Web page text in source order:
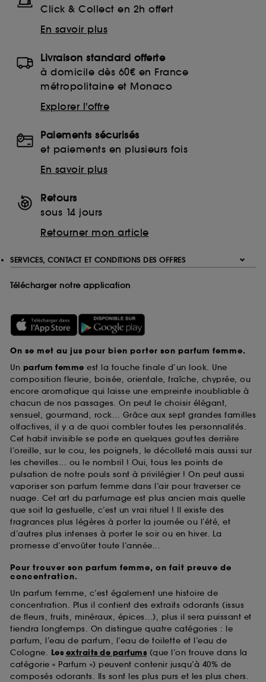
Click & Collect en 2h offert
En savoir plus
Livraison standard offerte
à domicile dès 60€ en France
métropolitaine et Monaco
Explorer l'offre
Paiements sécurisés
et paiements en plusieurs fois
En savoir plus
Retours
sous 14 jours
Retourner mon article
SERVICES, CONTACT ET CONDITIONS DES OFFRES
Télécharger notre application
On se met au jus pour bien porter son parfum femme.
Un parfum femme est la touche finale d’un look. Une
composition fleurie, boisée, orientale, fraîche, chyprée, ou
encore aromatique qui laisse une empreinte inoubliable à
chacun de nos passages. On peut le choisir élégant,
sensuel, gourmand, rock... Grâce aux sept grandes familles
olfactives, il y a de quoi combler toutes les personnalités.
Cet habit invisible se porte en quelques gouttes derrière
l’oreille, sur le cou, les poignets, le décolleté mais aussi sur
les chevilles... ou le nombril ! Oui, tous les points de
pulsation de notre pouls sont à privilégier ! On peut aussi
vaporiser son parfum femme dans l’air pour traverser ce
nuage. Cet art du parfumage est plus ancien mais quelle
que soit la gestuelle, c’est un vrai rituel ! Il existe des
fragrances plus légères à porter la journée ou l’été, et
d’autres plus intenses à porter le soir ou en hiver. La
promesse d’envoûter toute l’année...
Pour trouver son parfum femme, on fait preuve de
concentration.
Un parfum femme, c’est également une histoire de
concentration. Plus il contient des extraits odorants (issus
de fleurs, fruits, minéraux, épices...), plus il sera puissant et
tiendra longtemps. On distingue quatre catégories : le
parfum, l’eau de parfum, l’eau de toilette et l’eau de
Cologne. Les extraits de parfums (que l’on trouve dans la
catégorie « Parfum ») peuvent contenir jusqu’à 40% de
composés odorants. Ils sont les plus purs et les plus chers.